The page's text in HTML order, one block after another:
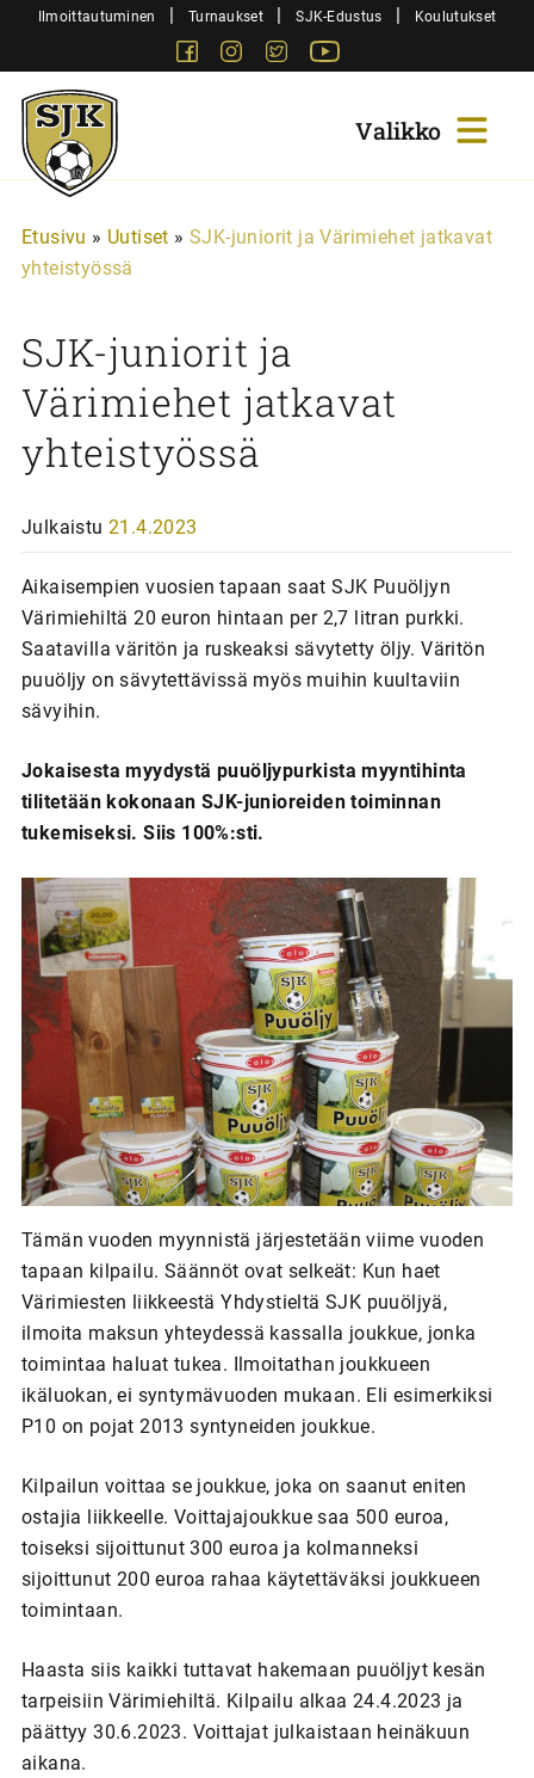
SiirryIlmoittautuminen | Turnaukset | SJK-Edustus | Koulutukset
FacebookInstagram
Twitter
Sjk-
Juniorit
Etusivu » Uutiset » SJK-juniorit ja Värimiehet jatkavat
yhteistyössä
SJK-juniorit ja
Värimiehet jatkavat
yhteistyössä
Julkaistu 21.4.2023
Aikaisempien vuosien tapaan saat SJK Puuöljyn
Värimiehiltä 20 euron hintaan per 2,7 litran purkki.
Saatavilla väritön ja ruskeaksi sävytetty öljy. Väritön
puuöljy on sävytettävissä myös muihin kuultaviin
sävyihin.
Jokaisesta myydystä puuöljypurkista myyntihinta
tilitetään kokonaan SJK-junioreiden toiminnan
tukemiseksi. Siis 100%:sti.
Tämän vuoden myynnistä järjestetään viime vuoden
tapaan kilpailu. Säännöt ovat selkeät: Kun haet
Värimiesten liikkeestä Yhdystieltä SJK puuöljyä,
ilmoita maksun yhteydessä kassalla joukkue, jonka
toimintaa haluat tukea. Ilmoitathan joukkueen
ikäluokan, ei syntymävuoden mukaan. Eli esimerkiksi
P10 on pojat 2013 syntyneiden joukkue.
Kilpailun voittaa se joukkue, joka on saanut eniten
ostajia liikkeelle. Voittajajoukkue saa 500 euroa,
toiseksi sijoittunut 300 euroa ja kolmanneksi
sijoittunut 200 euroa rahaa käytettäväksi joukkueen
toimintaan.
Haasta siis kaikki tuttavat hakemaan puuöljyt kesän
tarpeisiin Värimiehiltä. Kilpailu alkaa 24.4.2023 ja
päättyy 30.6.2023. Voittajat julkaistaan heinäkuun
aikana.